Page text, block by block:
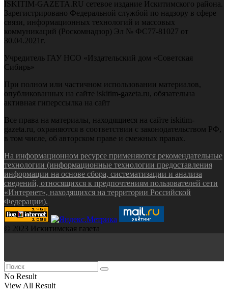
ISKITIM-GAZETA.RU сетевое издание Искитимского района.
Зарегистрировано Федеральной службой по надзору в сфере
связи, информационных технологий и массовых
коммуникаций (Роскомнадзор) Эл № ФС77-81027 от
30.04.2021г.
Учредитель ГАУ НСО «Издательский дом «Советская
Сибирь»
При полном или частичном использовании материалов,
опубликованных на сайте iskitim-gazeta.ru, обязательна
активная гиперссылка на сайт
Все права на материалы, находящиеся на сайте iskitim-
gazeta.ru, охраняются в соответствии с законодательством РФ,
в том числе, об авторском праве и смежных правах.
На информационном ресурсе применяются рекомендательные
технологии (информационные технологии предоставления
информации на основе сбора, систематизации и анализа
сведений, относящихся к предпочтениям пользователей сети
«Интернет», находящихся на территории Российской
Федерации).
© 2023 Искитимская газета
No Result
View All Result